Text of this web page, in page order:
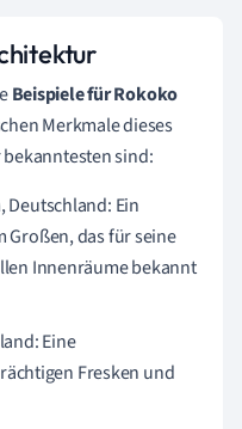
Beispiele für Rokoko
Merkmale dieses
sind:
Deutschland: Ein
Großen, das für seine
Innenräume bekannt
Eine
Fresken und